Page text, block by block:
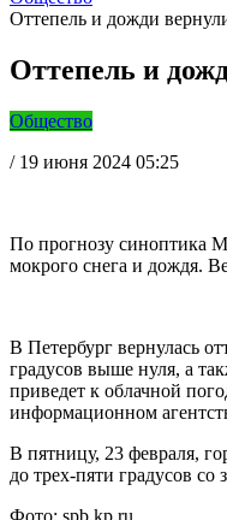
Оттепель и дожди
Оттепель и
Общество
/ 19 июня 2024 05:25
По прогнозу синоптика
мокрого снега и дождя.
В Петербург вернулась
градусов выше нуля, а
приведет к облачной
информационном
В пятницу, 23 февраля,
до трех-пяти градусов
Фото: spb.kp.ru